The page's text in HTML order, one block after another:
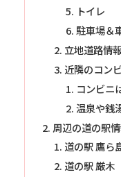
トイレ
駐車場＆
立地道路情
近隣のコン
コンビニ
温泉や銭
周辺の道の駅
道の駅 鷹ら
道の駅 厳木